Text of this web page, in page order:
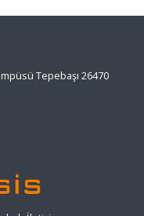
Tepebaşı 26470